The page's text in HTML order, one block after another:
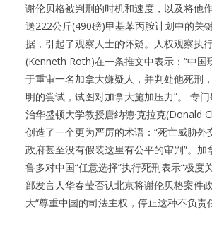
谢伦贝格被判刑的时机和速度，以及将他
送222公斤(490磅)甲基苯丙胺计划中的关
据，引起了观察人士的怀疑。人权观察执
(Kenneth Roth)在一条推文中表示：“中国
于重审一名加拿大嫌疑人，并判处他死刑
明的尝试，试图对加拿大施加压力”。 专
治华盛顿大学教授唐纳德·克拉克(Donald
创造了一个更为严厉的术语：“死亡威胁外
政府甚至没有假装这里有公平的审判”。加
鲁多对中国“任意选择”执行死刑表示“极度
部发言人华春莹否认北京将谢伦贝格案件
大“尊重中国的司法主权，停止这种不负责